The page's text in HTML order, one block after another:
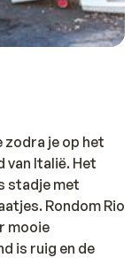
zodra je op het
van Italië. Het
stadje met
Rondom Rio
mooie
is ruig en de